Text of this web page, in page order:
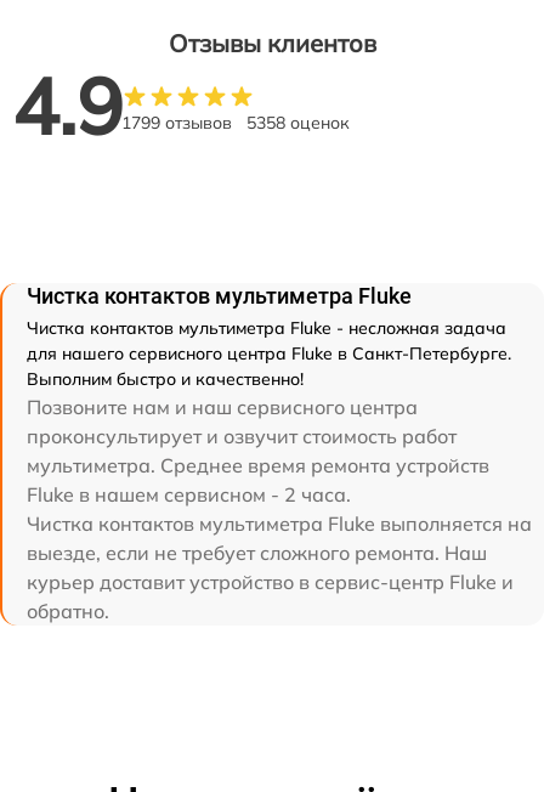
Отзывы клиентов
4.91799 отзывов 5358 оценок
Чистка контактов мультиметра Fluke
Чистка контактов мультиметра Fluke - несложная задача
для нашего сервисного центра Fluke в Санкт-Петербурге.
Выполним быстро и качественно!
Позвоните нам и наш сервисного центра
проконсультирует и озвучит стоимость работ
мультиметра. Среднее время ремонта устройств
Fluke в нашем сервисном - 2 часа.
Чистка контактов мультиметра Fluke выполняется на
выезде, если не требует сложного ремонта. Наш
курьер доставит устройство в сервис-центр Fluke и
обратно.